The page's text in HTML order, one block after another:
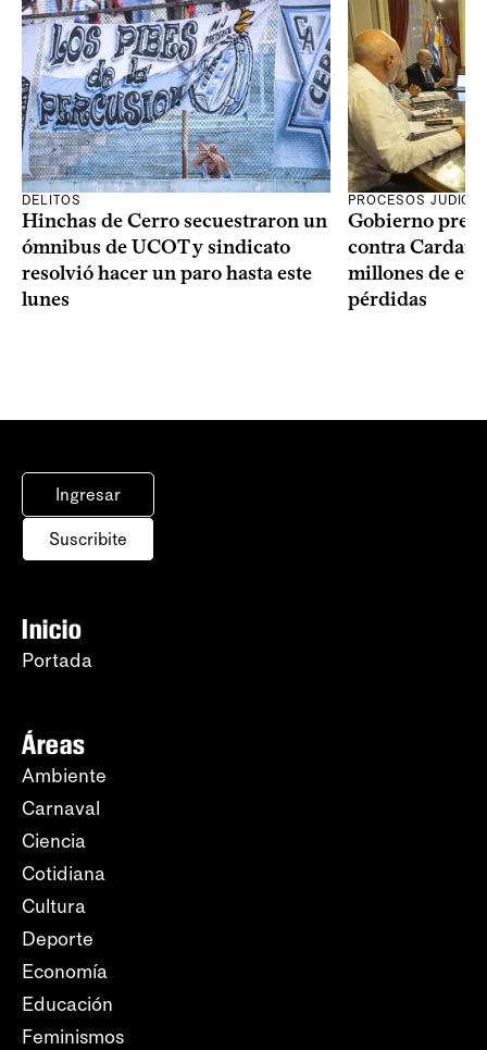
DELITOS
Hinchas de Cerro secuestraron un
ómnibus de UCOT y sindicato
resolvió hacer un paro hasta este
lunes
PROCESOS
Gobierno
contra
millones de
pérdidas
Ingresar
Suscribite
Inicio
Portada
Áreas
Ambiente
Carnaval
Ciencia
Cotidiana
Cultura
Deporte
Economía
Educación
Feminismos